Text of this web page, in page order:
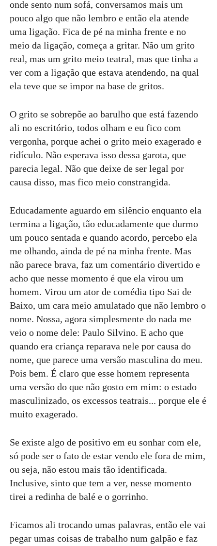
onde sento num sofá, conversamos mais um
pouco algo que não lembro e então ela atende
uma ligação. Fica de pé na minha frente e no
meio da ligação, começa a gritar. Não um grito
real, mas um grito meio teatral, mas que tinha a
ver com a ligação que estava atendendo, na qual
ela teve que se impor na base de gritos.
O grito se sobrepõe ao barulho que está fazendo
ali no escritório, todos olham e eu fico com
vergonha, porque achei o grito meio exagerado e
ridículo. Não esperava isso dessa garota, que
parecia legal. Não que deixe de ser legal por
causa disso, mas fico meio constrangida.
Educadamente aguardo em silêncio enquanto ela
termina a ligação, tão educadamente que durmo
um pouco sentada e quando acordo, percebo ela
me olhando, ainda de pé na minha frente. Mas
não parece brava, faz um comentário divertido e
acho que nesse momento é que ela virou um
homem. Virou um ator de comédia tipo Sai de
Baixo, um cara meio amulatado que não lembro o
nome. Nossa, agora simplesmente do nada me
veio o nome dele: Paulo Silvino. E acho que
quando era criança reparava nele por causa do
nome, que parece uma versão masculina do meu.
Pois bem. É claro que esse homem representa
uma versão do que não gosto em mim: o estado
masculinizado, os excessos teatrais... porque ele é
muito exagerado.
Se existe algo de positivo em eu sonhar com ele,
só pode ser o fato de estar vendo ele fora de mim,
ou seja, não estou mais tão identificada.
Inclusive, sinto que tem a ver, nesse momento
tirei a redinha de balé e o gorrinho.
Ficamos ali trocando umas palavras, então ele vai
pegar umas coisas de trabalho num galpão e faz